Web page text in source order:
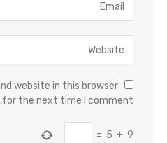
website in this browser
for the next time I comment.
9
+
5
=